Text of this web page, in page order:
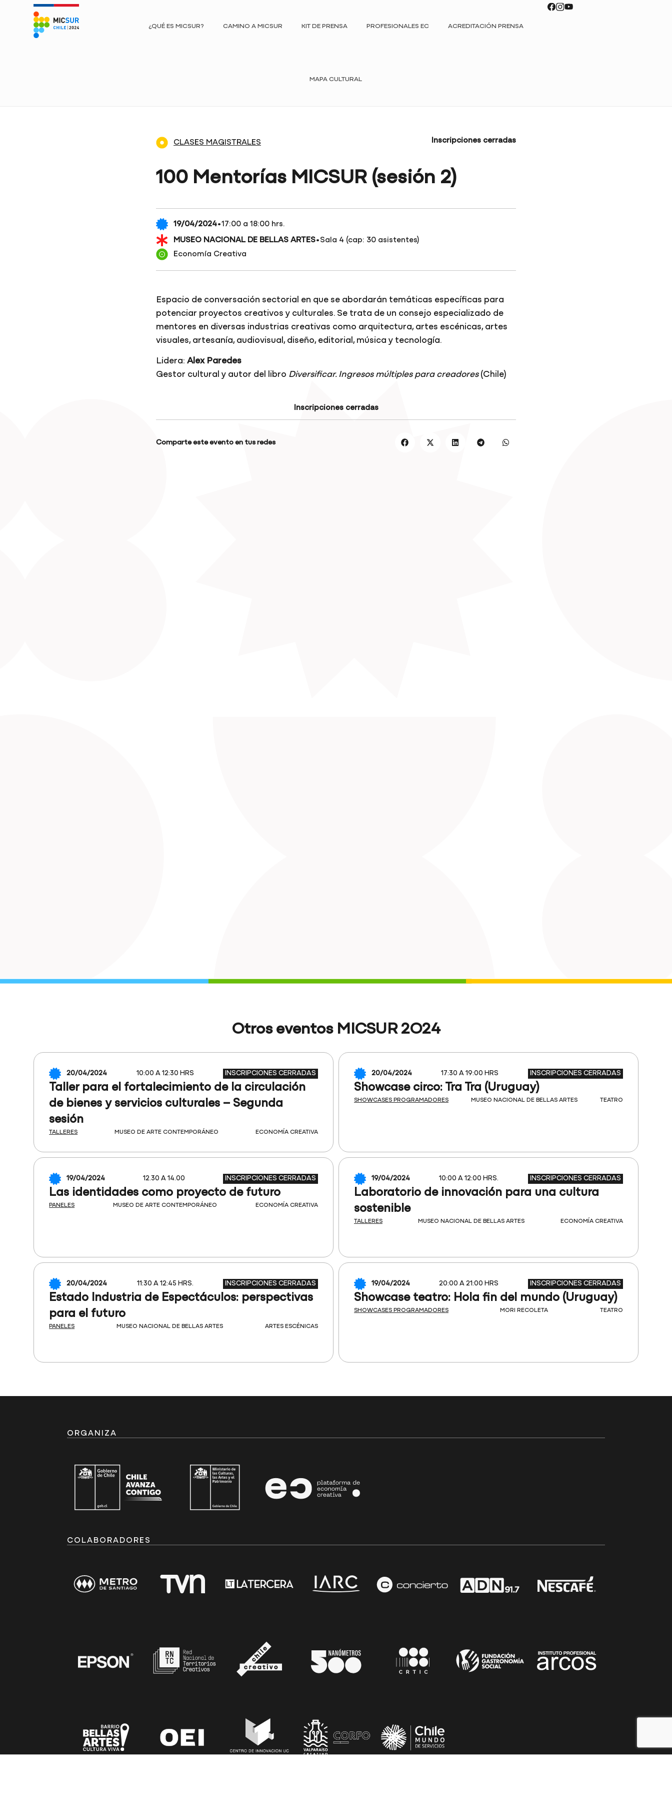
¿QUÉ ES MICSUR? CAMINO A MICSUR KIT DE PRENSA PROFESIONALES EC ACREDITACIÓN PRENSA
MAPA CULTURAL
CLASES MAGISTRALES Inscripciones cerradas
100 Mentorías MICSUR (sesión 2)
19/04/2024·17:00 a 18:00 hrs.
MUSEO NACIONAL DE BELLAS ARTES·Sala 4 (cap: 30 asistentes)
Economía Creativa
Espacio de conversación sectorial en que se abordarán temáticas específicas para
potenciar proyectos creativos y culturales. Se trata de un consejo especializado de
mentores en diversas industrias creativas como arquitectura, artes escénicas, artes
visuales, artesanía, audiovisual, diseño, editorial, música y tecnología.
Lidera: Alex Paredes
Gestor cultural y autor del libro Diversificar. Ingresos múltiples para creadores(Chile)
Inscripciones cerradas
Comparte este evento en tus redes
Otros eventos MICSUR 2O24
20/04/2024 10:00 A 12:30 HRS INSCRIPCIONES CERRADAS
Taller para el fortalecimiento de la circulación
de bienes y servicios culturales – Segunda
sesión
TALLERES MUSEO DE ARTE CONTEMPORÁNEO ECONOMÍA CREATIVA
20/04/2024 17:30 A 19:00 HRS INSCRIPCIONES CERRADAS
Showcase circo: Tra Tra (Uruguay)
SHOWCASES PROGRAMADORES MUSEO NACIONAL DE BELLAS ARTES TEATRO
19/04/2024 12.30 A 14.00 INSCRIPCIONES CERRADAS
Las identidades como proyecto de futuro
PANELES MUSEO DE ARTE CONTEMPORÁNEO ECONOMÍA CREATIVA
19/04/2024 10:00 A 12:00 HRS. INSCRIPCIONES CERRADAS
Laboratorio de innovación para una cultura
sostenible
TALLERES MUSEO NACIONAL DE BELLAS ARTES ECONOMÍA CREATIVA
20/04/2024 11:30 A 12:45 HRS. INSCRIPCIONES CERRADAS
Estado Industria de Espectáculos: perspectivas
para el futuro
PANELES MUSEO NACIONAL DE BELLAS ARTES ARTES ESCÉNICAS
19/04/2024 20:00 A 21:00 HRS INSCRIPCIONES CERRADAS
Showcase teatro: Hola fin del mundo (Uruguay)
SHOWCASES PROGRAMADORES MORI RECOLETA TEATRO
ORGANIZA
COLABORADORES